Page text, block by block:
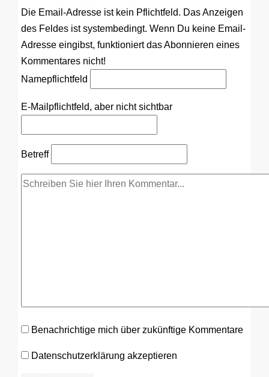
Die Email-Adresse ist kein Pflichtfeld. Das Anzeigen
des Feldes ist systembedingt. Wenn Du keine Email-
Adresse eingibst, funktioniert das Abonnieren eines
Kommentares nicht!
Namepflichtfeld
E-Mail pflichtfeld, aber nicht sichtbar
Betreff
Benachrichtige mich über zukünftige Kommentare
Datenschutzerklärung akzeptieren